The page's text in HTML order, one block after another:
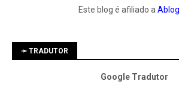
Este blog é afiliado a Ablog
➛ TRADUTOR
Google Tradutor